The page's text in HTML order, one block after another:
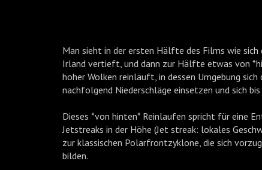
Man sieht in der ersten Hälfte des Films wie
Irland vertieft, und dann zur Hälfte etwas von
hoher Wolken reinläuft, in dessen Umgebung
nachfolgend Niederschläge einsetzen und sich
Dieses *von hinten* Reinlaufen spricht für eine
Jetstreaks in der Höhe (Jet streak: lokales
zur klassischen Polarfrontzyklone, die sich
bilden.